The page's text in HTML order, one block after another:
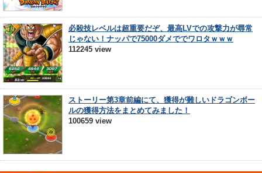
必殺技レベルは超重要だぞ、最高LVでの攻撃力が尋常
じゃない！ナッパで75000ダメででワロタｗｗｗ
112245 view
ストーリー第3章前編にて、獲得が難しいドラゴンボー
ルの獲得方法をまとめてみました！
100659 view